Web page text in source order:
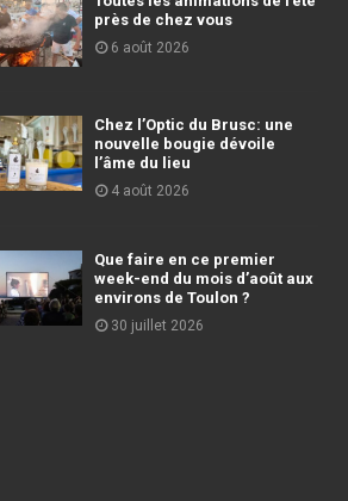
près de chez vous
6 août 2026
Chez l’Optic du Brusc: une
nouvelle bougie dévoile
l’âme du lieu
4 août 2026
Que faire en ce premier
week-end du mois d’août aux
environs de Toulon ?
30 juillet 2026